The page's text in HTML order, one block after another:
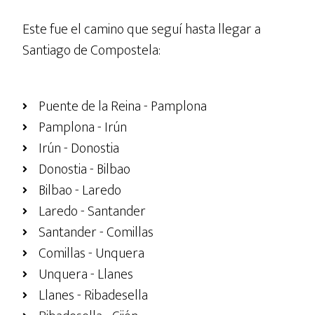
Este fue el camino que seguí hasta llegar a
Santiago de Compostela:
Puente de la Reina - Pamplona
Pamplona - Irún
Irún - Donostia
Donostia - Bilbao
Bilbao - Laredo
Laredo - Santander
Santander - Comillas
Comillas - Unquera
Unquera - Llanes
Llanes - Ribadesella